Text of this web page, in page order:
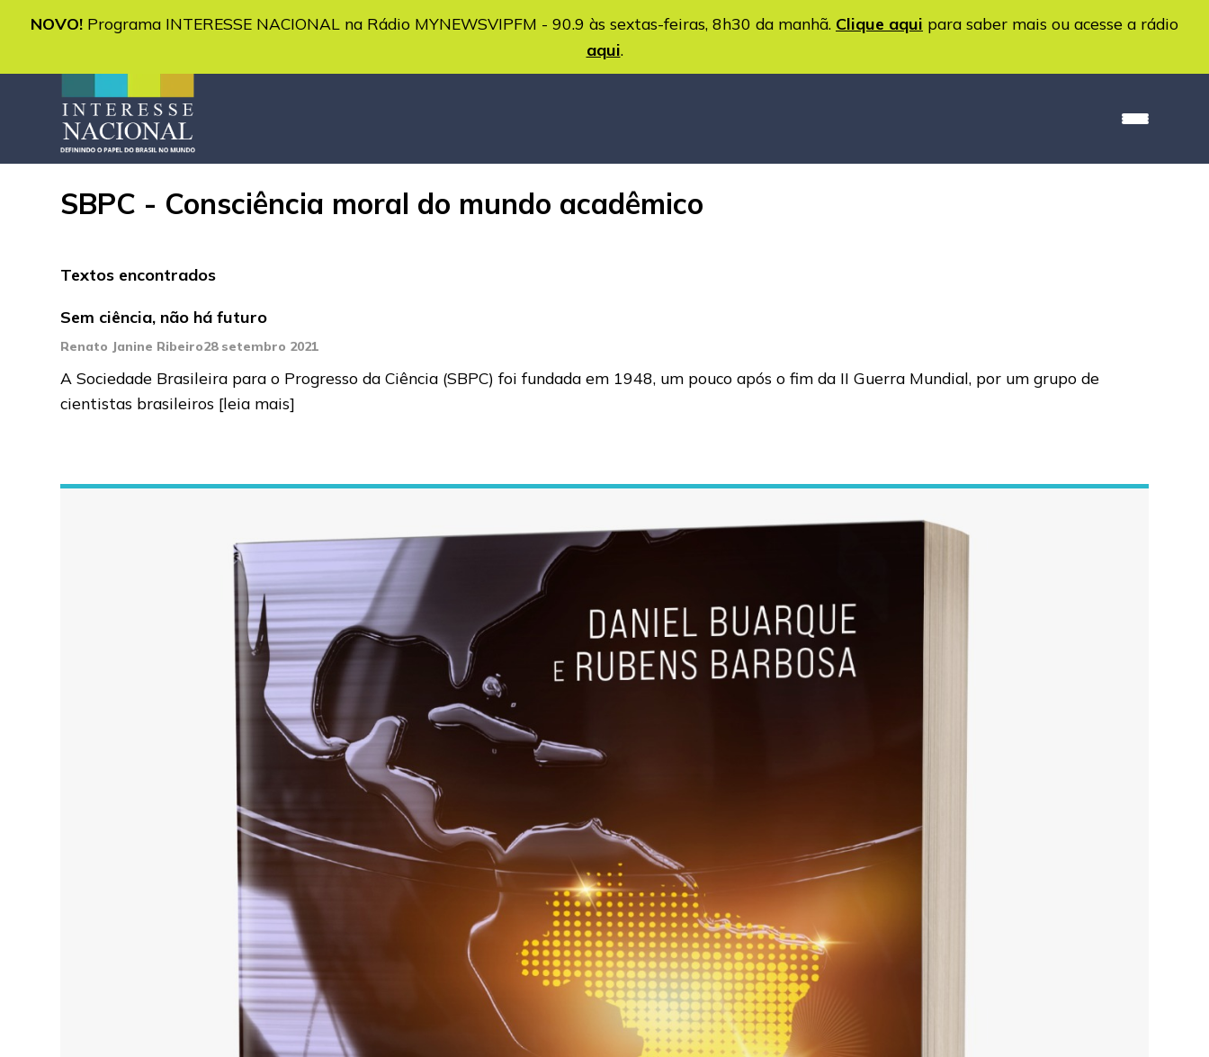
NOVO! Programa INTERESSE NACIONAL na Rádio MYNEWSVIPFM - 90.9 às sextas-feiras, 8h30 da manhã. Clique aqui para saber mais ou acesse a rádio
aqui.
SBPC - Consciência moral do mundo acadêmico
Textos encontrados
Sem ciência, não há futuro
Renato Janine Ribeiro28 setembro 2021
A Sociedade Brasileira para o Progresso da Ciência (SBPC) foi fundada em 1948, um pouco após o fim da II Guerra Mundial, por um grupo de
cientistas brasileiros [leia mais]